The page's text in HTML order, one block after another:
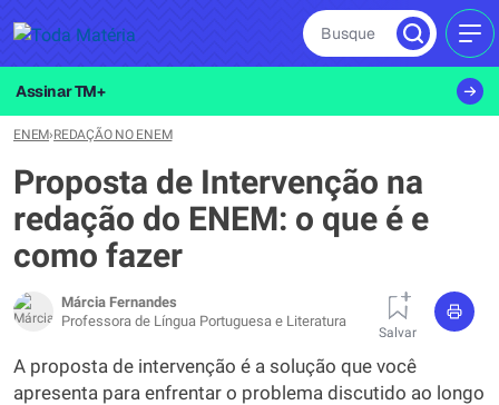
Busque
Assinar TM+
ENEM›REDAÇÃO NO ENEM
Proposta de Intervenção na
redação do ENEM: o que é e
como fazer
Márcia Fernandes
Professora de Língua Portuguesa e Literatura
Salvar
A proposta de intervenção é a solução que você
apresenta para enfrentar o problema discutido ao longo